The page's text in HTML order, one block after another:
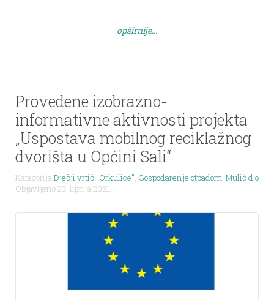
sprječavanju otpada o sprječavanju nastanka
opširnije...
Provedene izobrazno-
informativne aktivnosti projekta
„Uspostava mobilnog reciklažnog
dvorišta u Općini Sali“
KategorijaDječji vrtić "Orkulice", Gospodarenje otpadom, Mulić d.o.o.
Objavljeno 23. lipnja 2021.